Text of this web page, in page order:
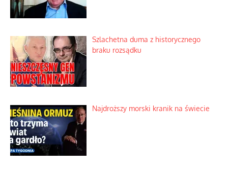
Szlachetna duma z historycznego
braku rozsądku
Najdroższy morski kranik na świecie